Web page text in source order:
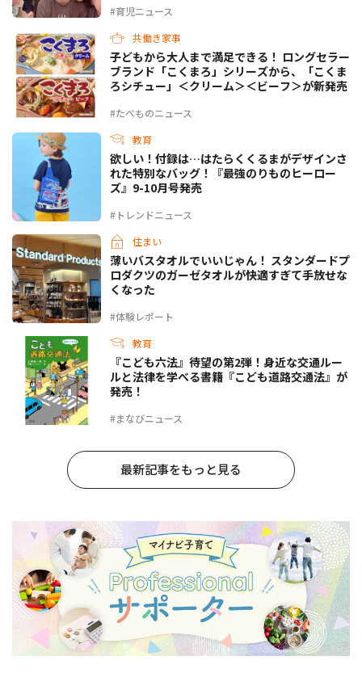
#育児ニュース
共働き家事
#たべものニュース
子どもから大人まで満足できる！ ロングセラー
ブランド「こくまろ」シリーズから、「こくま
ろシチュー」＜クリーム＞＜ビーフ＞が新発売
教育
#トレンドニュース
欲しい！付録は…はたらくくるまがデザインさ
れた特別なバッグ！『最強のりものヒーロー
ズ』9-10月号発売
住まい
#体験レポート
薄いバスタオルでいいじゃん！ スタンダードプ
ロダクツのガーゼタオルが快適すぎて手放せな
くなった
教育
#まなびニュース
『こども六法』待望の第2弾！身近な交通ルー
ルと法律を学べる書籍『こども道路交通法』が
発売！
最新記事をもっと見る